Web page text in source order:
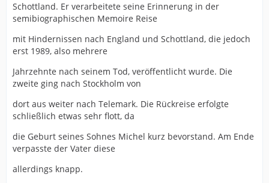
Schottland. Er verarbeitete seine Erinnerung in der
semibiographischen Memoire Reise
mit Hindernissen nach England und Schottland, die jedoch
erst 1989, also mehrere
Jahrzehnte nach seinem Tod, veröffentlicht wurde. Die
zweite ging nach Stockholm von
dort aus weiter nach Telemark. Die Rückreise erfolgte
schließlich etwas sehr flott, da
die Geburt seines Sohnes Michel kurz bevorstand. Am Ende
verpasste der Vater diese
allerdings knapp.